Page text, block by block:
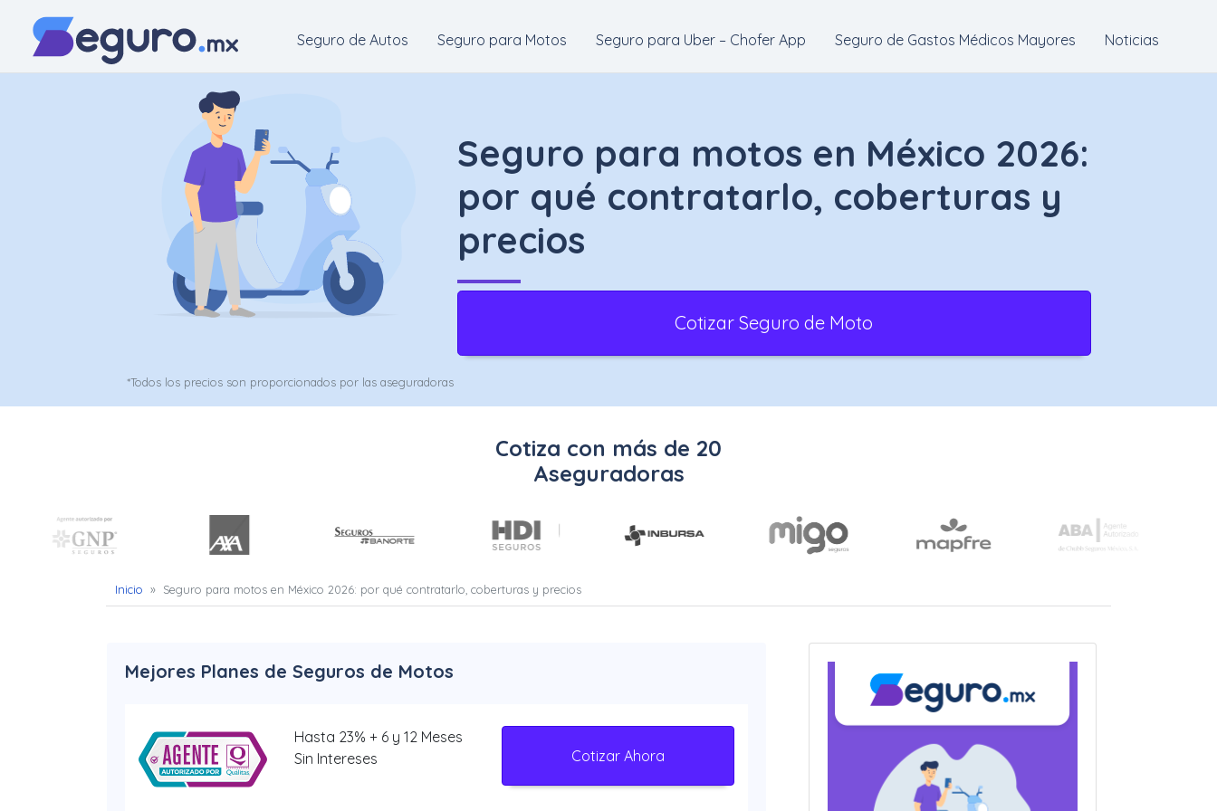
Seguro de Autos Seguro para Motos Seguro para Uber – Chofer App Seguro de Gastos Médicos Mayores Noticias
Uber
App
Seguro para motos en México 2026:
por qué contratarlo, coberturas y
precios
Cotizar Seguro de Moto
*Todos los precios son proporcionados por las aseguradoras
Cotiza con más de 20
Aseguradoras
Inicio » Seguro para motos en México 2026: por qué contratarlo, coberturas y precios
Mejores Planes de Seguros de Motos
Hasta 23% + 6 y 12 Meses
Sin Intereses
Cotizar Ahora